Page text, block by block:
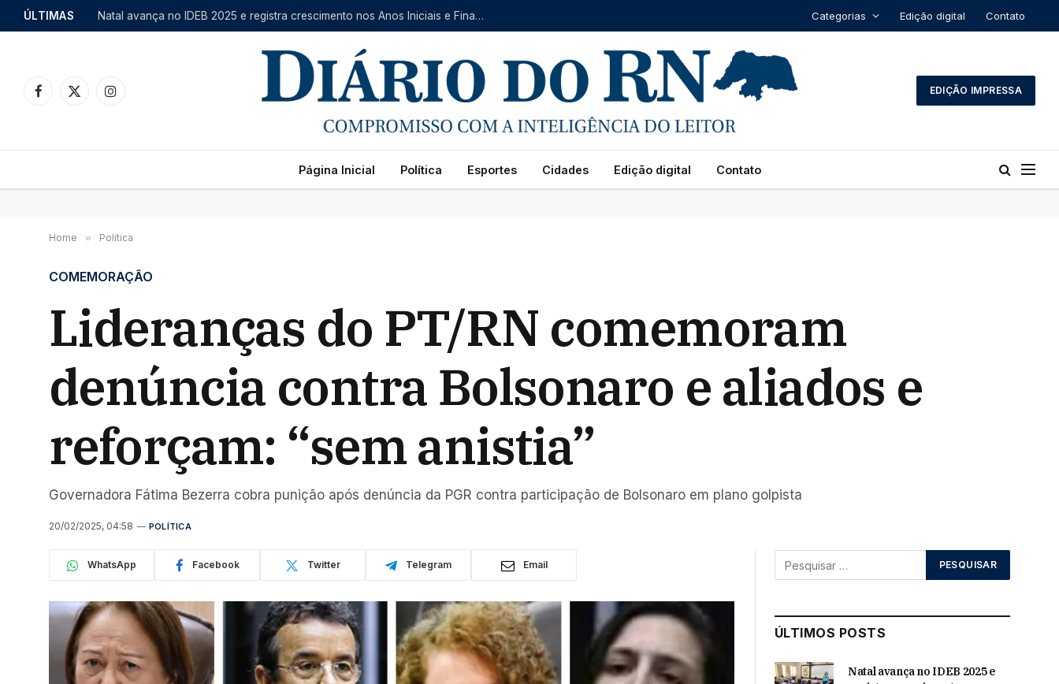
ÚLTIMAS Natal avança no IDEB 2025 e registra crescimento nos Anos Iniciais e Finais do Ensino Fundamental Categorias Edição digital Contato
Facebook
X
Instagram
EDIÇÃO IMPRESSA
Página Inicial Política Esportes Cidades Edição digital Contato
Home » Política
COMEMORAÇÃO
Lideranças do PT/RN comemoram
denúncia contra Bolsonaro e aliados e
reforçam: “sem anistia”
Governadora Fátima Bezerra cobra punição após denúncia da PGR contra participação de Bolsonaro em plano golpista
20/02/2025, 04:58 POLÍTICA
WhatsApp Facebook Twitter Telegram Email
ÚLTIMOS POSTS
Natal avança no IDEB 2025 e